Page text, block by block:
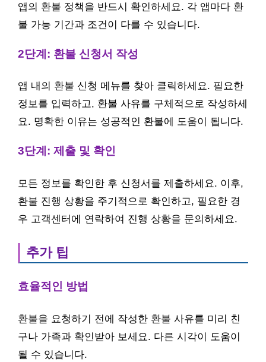
앱의 환불 정책을 반드시 확인하세요. 각 앱마다 환
불 가능 기간과 조건이 다를 수 있습니다.
2단계: 환불 신청서 작성
앱 내의 환불 신청 메뉴를 찾아 클릭하세요. 필요한
정보를 입력하고, 환불 사유를 구체적으로 작성하세
요. 명확한 이유는 성공적인 환불에 도움이 됩니다.
3단계: 제출 및 확인
모든 정보를 확인한 후 신청서를 제출하세요. 이후,
환불 진행 상황을 주기적으로 확인하고, 필요한 경
우 고객센터에 연락하여 진행 상황을 문의하세요.
추가 팁
효율적인 방법
환불을 요청하기 전에 작성한 환불 사유를 미리 친
구나 가족과 확인받아 보세요. 다른 시각이 도움이
될 수 있습니다.